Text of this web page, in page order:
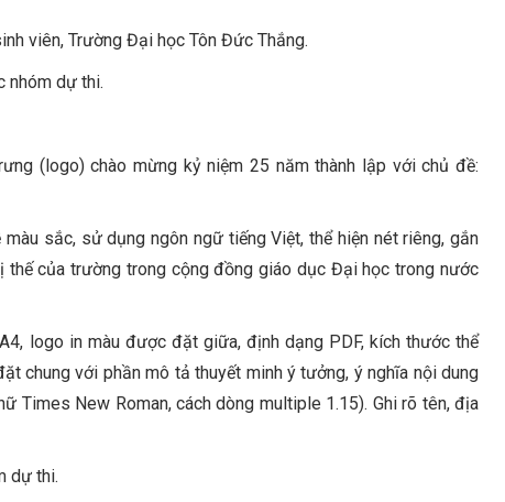
viên, Trường Đại học Tôn Đức Thắng.
nhóm dự thi.
(logo) chào mừng kỷ niệm 25 năm thành lập với chủ đề:
sắc, sử dụng ngôn ngữ tiếng Việt, thể hiện nét riêng, gắn
thế của trường trong cộng đồng giáo dục Đại học trong nước
logo in màu được đặt giữa, định dạng PDF, kích thước thể
chung với phần mô tả thuyết minh ý tưởng, ý nghĩa nội dung
Times New Roman, cách dòng multiple 1.15). Ghi rõ tên, địa
dự thi.